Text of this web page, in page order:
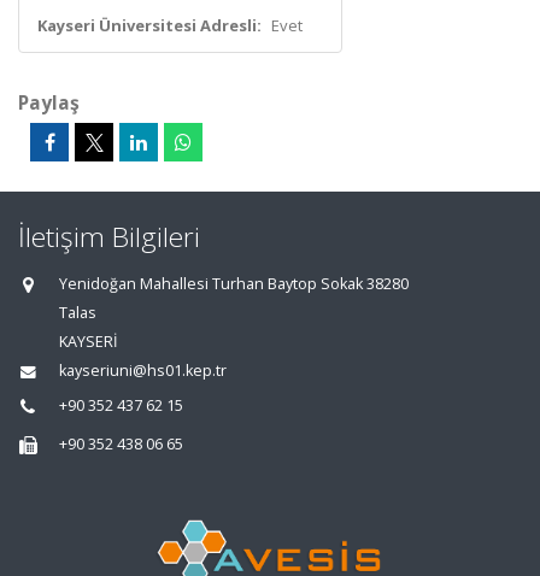
Kayseri Üniversitesi Adresli: Evet
Paylaş
İletişim Bilgileri
Yenidoğan Mahallesi Turhan Baytop Sokak 38280
Talas
KAYSERİ
kayseriuni@hs01.kep.tr
+90 352 437 62 15
+90 352 438 06 65